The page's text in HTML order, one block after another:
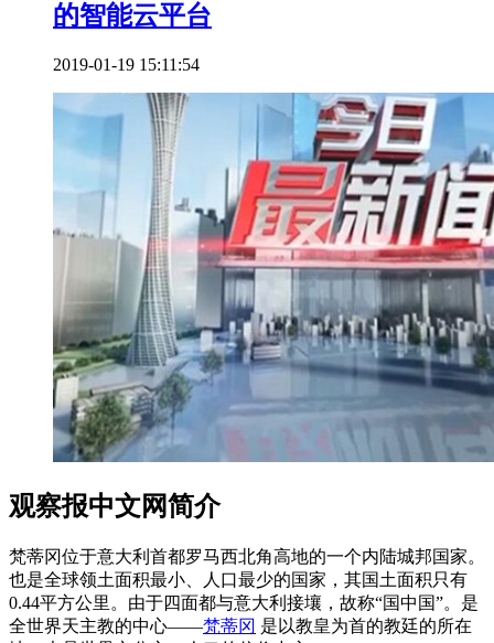
的智能云平台
2019-01-19 15:11:54
观察报中文网简介
梵蒂冈位于意大利首都罗马西北角高地的一个内陆城邦国家。
也是全球领土面积最小、人口最少的国家，其国土面积只有
0.44平方公里。由于四面都与意大利接壤，故称“国中国”。是
全世界天主教的中心——梵蒂冈 是以教皇为首的教廷的所在